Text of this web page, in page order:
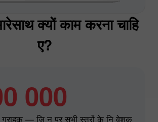
क्यों काम करना चाहि
ए?
000
ग्राहक — जि न पर सभी स्तरों के नि वेशक